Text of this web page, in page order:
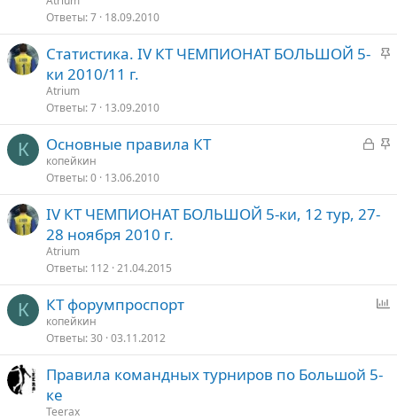
ы е
п
о
Ответы 7 18.09.2010
З
е
п
н
Статистика. IV КТ ЧЕМПИОНАТ БОЛЬШОЙ 5-
ки 2010/11 г.
Atrium
Ответы 7 13.09.2010
К
З
р
ы
З
р
н
о
Основные правила КТ
копейкин
Ответы 0 13.06.2010
IV КТ ЧЕМПИОНАТ БОЛЬШОЙ 5-ки, 12 тур, 27-
28 ноября 2010 г.
Atrium
Ответы 112 21.04.2015
К
о
КТ форумпроспорт
копейкин
Ответы 30 03.11.2012
Правила командных турниров по Большой 5-
ке
Teerax